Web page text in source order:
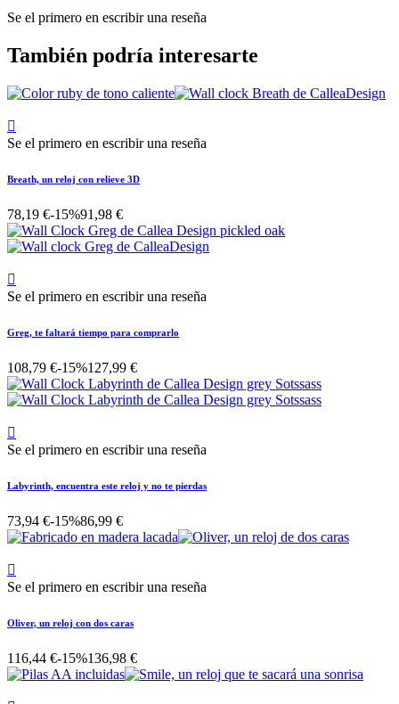
Se el primero en escribir una reseña
También podría interesarte

Se el primero en escribir una reseña
Breath, un reloj con relieve 3D
78,19 €-15%91,98 €

Se el primero en escribir una reseña
Greg, te faltará tiempo para comprarlo
108,79 €-15%127,99 €

Se el primero en escribir una reseña
Labyrinth, encuentra este reloj y no te pierdas
73,94 €-15%86,99 €

Se el primero en escribir una reseña
Oliver, un reloj con dos caras
116,44 €-15%136,98 €